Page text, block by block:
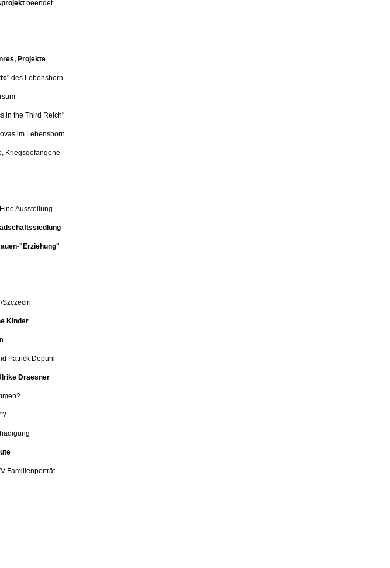
beendet
Projekte
" des Lebensborn
in the Third Reich"
im Lebensborn
Kriegsgefangene
Ausstellung
"Erziehung"
Szczecin
Kinder
Patrick Depuhl
Draesner
"?
Familienporträt